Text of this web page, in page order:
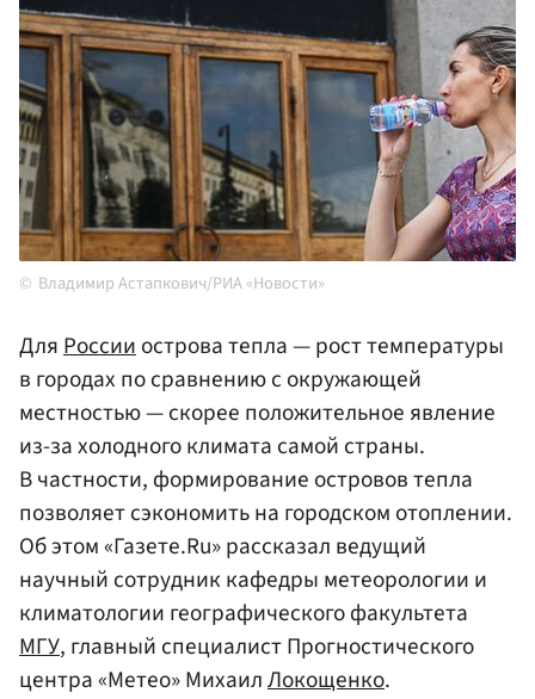
Владимир Астапкович/РИА «Новости»
ДляРоссииострова тепла — рост температуры
в городах по сравнению с окружающей
местностью — скорее положительное явление
из-за холодного климата самой страны.
В частности, формирование островов тепла
позволяет сэкономить на городском отоплении.
Об этом «Газете.Ru» рассказал ведущий
научный сотрудник кафедры метеорологии и
климатологии географического факультета
МГУ, главный специалист Прогностического
центра «Метео» МихаилЛокощенко.